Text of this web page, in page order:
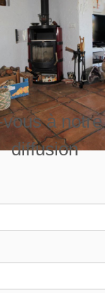
à
diffusion